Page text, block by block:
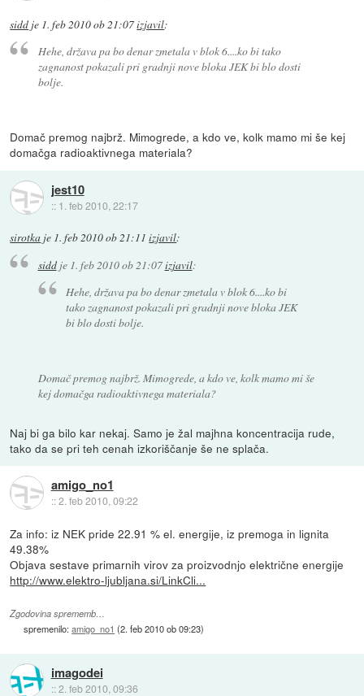
sidd je 1. feb 2010 ob 21:07izjavil:
Hehe, država pa bo denar zmetala v blok 6....ko bi tako
zagnanost pokazali pri gradnji nove bloka JEK bi blo dosti
bolje.
Domač premog najbrž. Mimogrede, a kdo ve, kolk mamo mi še kej
domačga radioaktivnega materiala?
jest10
:: 1. feb 2010, 22:17
sirotka je 1. feb 2010 ob 21:11 izjavil:
siddje 1. feb 2010 ob 21:07izjavil:
Hehe, država pa bo denar zmetala v blok 6....ko bi
tako zagnanost pokazali pri gradnji nove bloka JEK
bi blo dosti bolje.
Domač premog najbrž. Mimogrede, a kdo ve, kolk mamo mi še
kej domačga radioaktivnega materiala?
Naj bi ga bilo kar nekaj. Samo je žal majhna koncentracija rude,
tako da se pri teh cenah izkoriščanje še ne splača.
amigo_no1
::2. feb 2010, 09:22
Za info: iz NEK pride 22.91 % el. energije, iz premoga in lignita
49.38%
Objava sestave primarnih virov za proizvodnjo električne energije
http://www.elektro-ljubljana.si/LinkCli...
Zgodovina sprememb…
spremenilo:amigo_no1 (2. feb 2010 ob 09:23)
imagodei
::2. feb 2010, 09:36